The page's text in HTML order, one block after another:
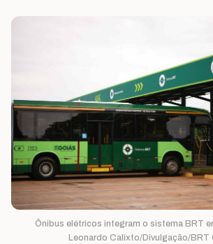
Ônibus elétricos integram o sistema BRT
Leonardo Calixto/Divulgação/BRT